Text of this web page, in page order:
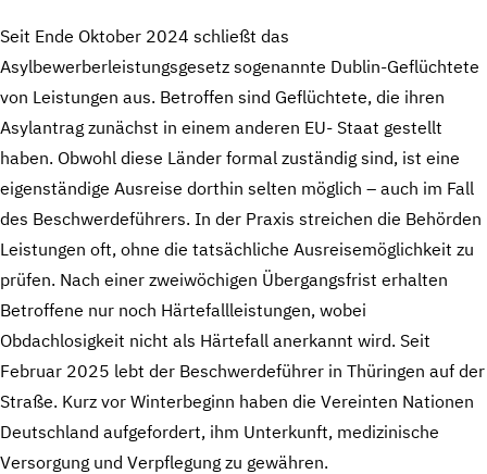
Seit Ende Oktober 2024 schließt das
Asylbewerberleistungsgesetz sogenannte Dublin-Geflüchtete
von Leistungen aus. Betroffen sind Geflüchtete, die ihren
Asylantrag zunächst in einem anderen EU- Staat gestellt
haben. Obwohl diese Länder formal zuständig sind, ist eine
eigenständige Ausreise dorthin selten möglich – auch im Fall
des Beschwerdeführers. In der Praxis streichen die Behörden
Leistungen oft, ohne die tatsächliche Ausreisemöglichkeit zu
prüfen. Nach einer zweiwöchigen Übergangsfrist erhalten
Betroffene nur noch Härtefallleistungen, wobei
Obdachlosigkeit nicht als Härtefall anerkannt wird. Seit
Februar 2025 lebt der Beschwerdeführer in Thüringen auf der
Straße. Kurz vor Winterbeginn haben die Vereinten Nationen
Deutschland aufgefordert, ihm Unterkunft, medizinische
Versorgung und Verpflegung zu gewähren.